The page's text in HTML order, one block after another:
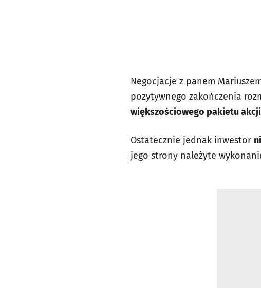
Negocjacje z panem
pozytywnego zakończenia
większościowego pakietu
Ostatecznie jednak inwestor
jego strony należyte